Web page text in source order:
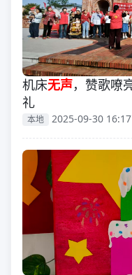
机床无声，赞歌嘹
礼
本地 2025-09-30 16:17